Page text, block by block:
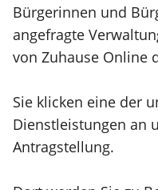
Bürgerinnen und
angefragte
von Zuhause Online
Sie klicken eine der
Dienstleistungen an
Antragstellung.